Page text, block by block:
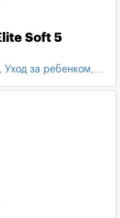
Soft 5
, Уход за ребенком,